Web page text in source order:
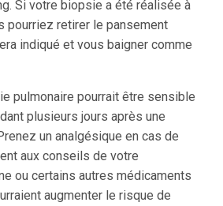
Si votre biopsie a été réalisée à
pourriez retirer le pansement
indiqué et vous baigner comme
pulmonaire pourrait être sensible
plusieurs jours après une
un analgésique en cas de
aux conseils de votre
ou certains autres médicaments
augmenter le risque de